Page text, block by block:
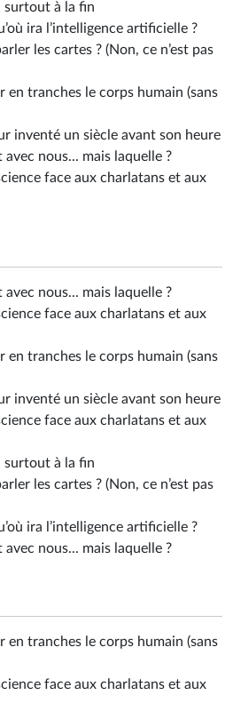
surtout à la fin
ira l’intelligence artificielle ?
les cartes ? (Non, ce n’est pas
en tranches le corps humain (sans
inventé un siècle avant son heure
nous... mais laquelle ?
face aux charlatans et aux
nous... mais laquelle ?
face aux charlatans et aux
en tranches le corps humain (sans
inventé un siècle avant son heure
face aux charlatans et aux
surtout à la fin
les cartes ? (Non, ce n’est pas
ira l’intelligence artificielle ?
nous... mais laquelle ?
en tranches le corps humain (sans
face aux charlatans et aux